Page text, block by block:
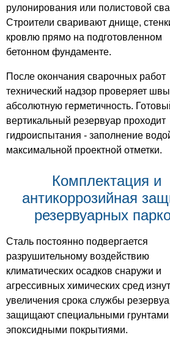
рулонирования или полистовой
Строители сваривают днище,
кровлю прямо на подготовленном
бетонном фундаменте.
После окончания сварочных работ
технический надзор проверяет
абсолютную герметичность.
вертикальный резервуар проходит
гидроиспытания - заполнение
максимальной проектной отметки.
Комплектация и
антикоррозийная
резервуарных
Сталь постоянно подвергается
разрушительному воздействию
климатических осадков снаружи и
агрессивных химических сред
увеличения срока службы
защищают специальными грунтами
эпоксидными покрытиями.